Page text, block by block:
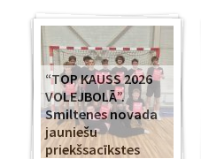
“TOP KAUSS 2026
VOLEJBOLĀ”.
Smiltenes novada
jauniešu
priekšsacīkstes